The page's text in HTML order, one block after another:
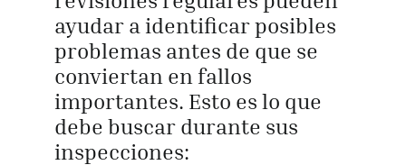
ayudar a identificar posibles
problemas antes de que se
conviertan en fallos
importantes. Esto es lo que
debe buscar durante sus
inspecciones: